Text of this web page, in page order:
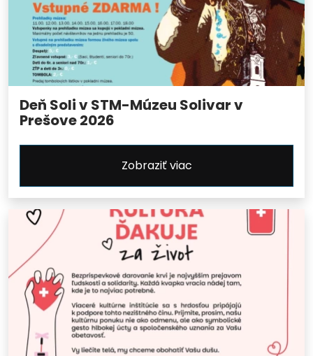
Deň Soli v STM-Múzeu Solivar v
Prešove 2026
Zobraziť viac